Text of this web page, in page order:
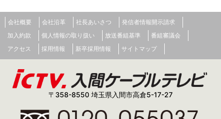
会社概要 会社沿革 社長あいさつ
発信者情報開示請求
加入約款
個人情報の取り扱い 放送番組基準
番組審議会
アクセス
採用情報 新卒採用情報 サイトマップ
〒358-8550 埼玉県入間市高倉5-17-27